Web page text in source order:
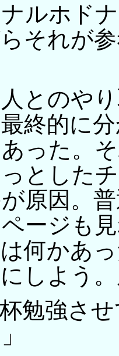
ルホド
それが
とのや
終的に
った。
とした
原因。
ージも
何かあ
しよう
勉強さ